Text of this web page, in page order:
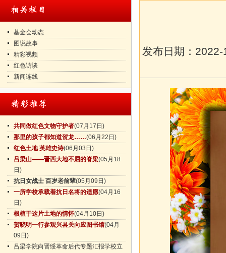
基金会动态
图说故事
精彩视频
红色访谈
新闻连线
共同做红色文物守护者(07月17日)
那里的孩子都知道贺龙……(06月22日)
红色土地 英雄史诗(06月03日)
吕梁山——晋西大地不屈的脊梁(05月18
日)
抗日女战士 百岁老前辈(05月09日)
一所学校承载着抗日名将的遗愿(04月16
日)
根植于这片土地的情怀(04月10日)
贺晓明一行参观兴县关向应图书馆(04月
09日)
吕梁学院向晋绥革命后代专题汇报学校立
发布日期： 2022-